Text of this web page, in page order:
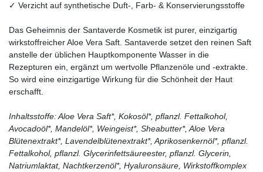
✓ Verzicht auf synthetische Duft-, Farb- & Konservierungsstoffe
Das Geheimnis der Santaverde Kosmetik ist purer, einzigartig
wirkstoffreicher Aloe Vera Saft. Santaverde setzet den reinen Saft
anstelle der üblichen Hauptkomponente Wasser in die
Rezepturen ein, ergänzt um wertvolle Pflanzenöle und -extrakte.
So wird eine einzigartige Wirkung für die Schönheit der Haut
erschafft.
Inhaltsstoffe: Aloe Vera Saft*, Kokosöl*, pflanzl. Fettalkohol,
Avocadoöl*, Mandelöl*, Weingeist*, Sheabutter*, Aloe Vera
Blütenextrakt*, Lavendelblütenextrakt*, Aprikosenkernöl*, pflanzl.
Fettalkohol, pflanzl. Glycerinfettsäureester, pflanzl. Glycerin,
Natriumlaktat, Nachtkerzenöl*, Hyaluronsäure, Wirkstoffkomplex